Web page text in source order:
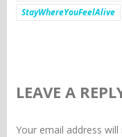
StayWhereYouFeelAlive
LEAVE A
Your email address